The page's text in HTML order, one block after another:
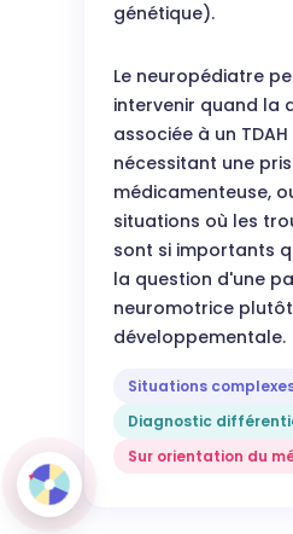
génétique).
Le neuropédiatre
intervenir quand la
associée à un
nécessitant une
médicamenteuse,
situations où les
sont si importants
la question d'une
neuromotrice
développementale.
Situations
Diagnostic
Sur orientation du